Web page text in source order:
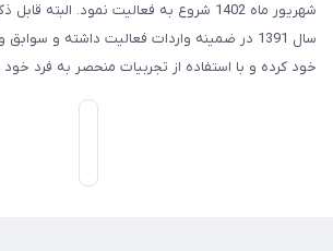
شهریور ماه 1402 شروع به فعالیت نمود.
سال 1391 در ضمینه واردات فعالیت داشته و
خود کرده و با استفاده از تجربیات منحصر به فرد